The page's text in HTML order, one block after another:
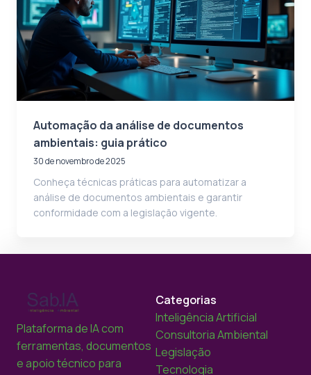
Automação da análise de documentos
ambientais: guia prático
30 de novembro de 2025
Conheça técnicas práticas para automatizar a
análise de documentos ambientais e garantir
conformidade com a legislação vigente.
Plataforma de IA com
ferramentas, documentos
e apoio técnico para
Categorias
Inteligência Artificial
Consultoria Ambiental
Legislação
Tecnologia